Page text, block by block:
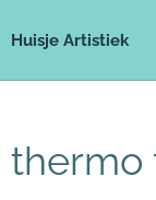
Huisje Artistiek
thermo